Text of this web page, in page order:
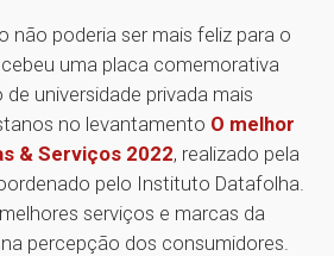
não poderia ser mais feliz para o
uma placa comemorativa
universidade privada mais
no levantamento O melhor
& Serviços 2022, realizado pela
pelo Instituto Datafolha.
serviços e marcas da
percepção dos consumidores.